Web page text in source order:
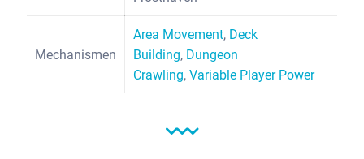
Mechanismen
Area Movement, Deck
Building, Dungeon
Crawling, Variable Player Power